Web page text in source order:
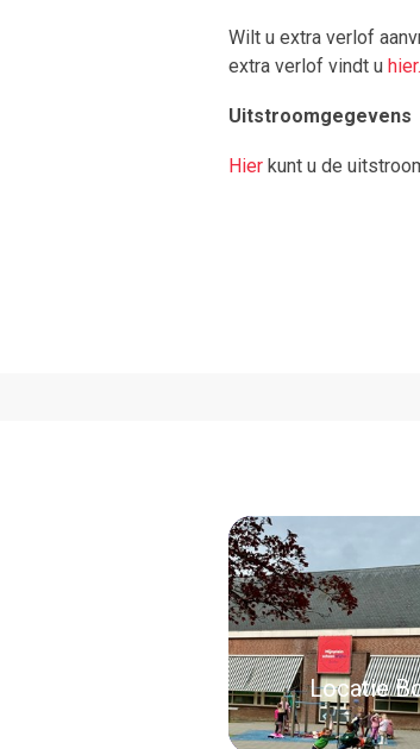
Wilt u extra verlof
extra verlof vindt u hier.
Uitstroomgegevens
Hier kunt u de
Locatie